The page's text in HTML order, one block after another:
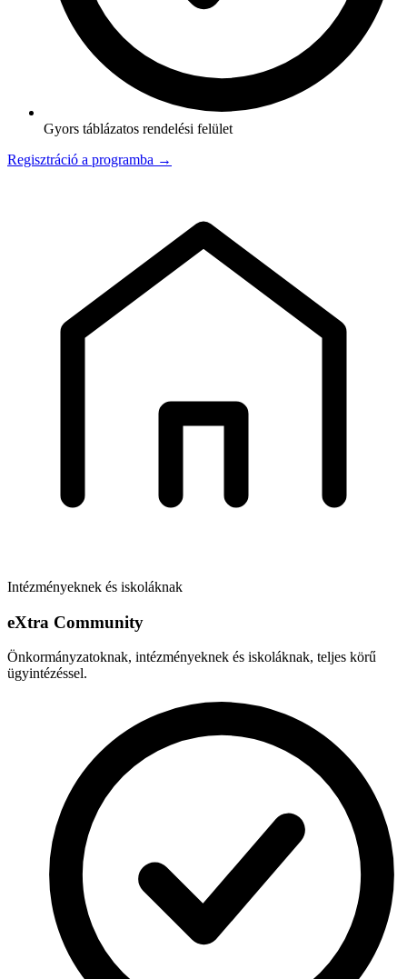
Gyors táblázatos rendelési felület
Regisztráció a programba →
Intézményeknek és iskoláknak
eXtra Community
Önkormányzatoknak, intézményeknek és iskoláknak, teljes körű
ügyintézéssel.